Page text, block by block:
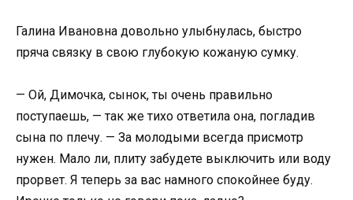
Галина Ивановна довольно улыбнулась, быстро
пряча связку в свою глубокую кожаную сумку.
— Ой, Димочка, сынок, ты очень правильно
поступаешь, — так же тихо ответила она, погладив
сына по плечу. — За молодыми всегда присмотр
нужен. Мало ли, плиту забудете выключить или воду
прорвет. Я теперь за вас намного спокойнее буду.